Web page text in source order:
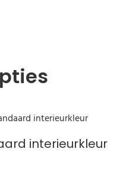
interieurkleur